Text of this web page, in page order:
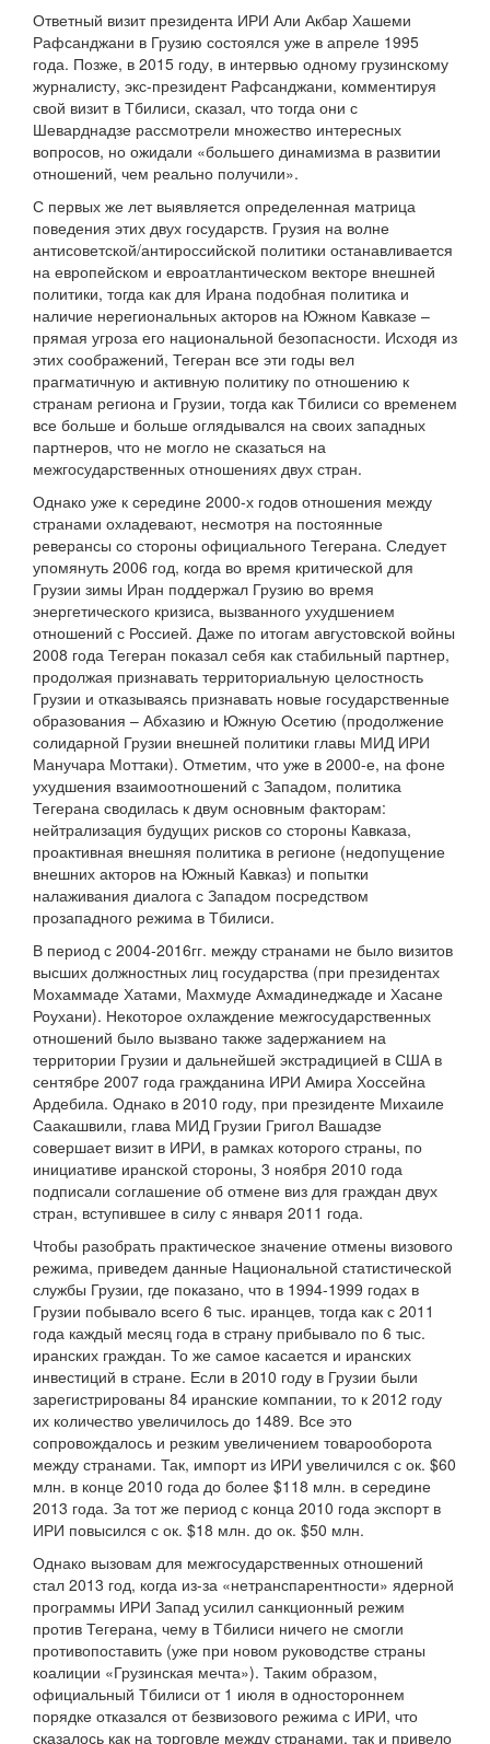
Ответный визит президента ИРИ Али Акбар Хашеми
Рафсанджани в Грузию состоялся уже в апреле 1995
года. Позже, в 2015 году, в интервью одному грузинскому
журналисту, экс-президент Рафсанджани, комментируя
свой визит в Тбилиси, сказал, что тогда они с
Шеварднадзе рассмотрели множество интересных
вопросов, но ожидали «большего динамизма в развитии
отношений, чем реально получили».
С первых же лет выявляется определенная матрица
поведения этих двух государств. Грузия на волне
антисоветской/антироссийской политики останавливается
на европейском и евроатлантическом векторе внешней
политики, тогда как для Ирана подобная политика и
наличие нерегиональных акторов на Южном Кавказе –
прямая угроза его национальной безопасности. Исходя из
этих соображений, Тегеран все эти годы вел
прагматичную и активную политику по отношению к
странам региона и Грузии, тогда как Тбилиси со временем
все больше и больше оглядывался на своих западных
партнеров, что не могло не сказаться на
межгосударственных отношениях двух стран.
Однако уже к середине 2000-х годов отношения между
странами охладевают, несмотря на постоянные
реверансы со стороны официального Тегерана. Следует
упомянуть 2006 год, когда во время критической для
Грузии зимы Иран поддержал Грузию во время
энергетического кризиса, вызванного ухудшением
отношений с Россией. Даже по итогам августовской войны
2008 года Тегеран показал себя как стабильный партнер,
продолжая признавать территориальную целостность
Грузии и отказываясь признавать новые государственные
образования – Абхазию и Южную Осетию (продолжение
солидарной Грузии внешней политики главы МИД ИРИ
Манучара Моттаки). Отметим, что уже в 2000-е, на фоне
ухудшения взаимоотношений с Западом, политика
Тегерана сводилась к двум основным факторам:
нейтрализация будущих рисков со стороны Кавказа,
проактивная внешняя политика в регионе (недопущение
внешних акторов на Южный Кавказ) и попытки
налаживания диалога с Западом посредством
прозападного режима в Тбилиси.
В период с 2004-2016гг. между странами не было визитов
высших должностных лиц государства (при президентах
Мохаммаде Хатами, Махмуде Ахмадинеджаде и Хасане
Роухани). Некоторое охлаждение межгосударственных
отношений было вызвано также задержанием на
территории Грузии и дальнейшей экстрадицией в США в
сентябре 2007 года гражданина ИРИ Амира Хоссейна
Ардебила. Однако в 2010 году, при президенте Михаиле
Саакашвили, глава МИД Грузии Григол Вашадзе
совершает визит в ИРИ, в рамках которого страны, по
инициативе иранской стороны, 3 ноября 2010 года
подписали соглашение об отмене виз для граждан двух
стран, вступившее в силу с января 2011 года.
Чтобы разобрать практическое значение отмены визового
режима, приведем данные Национальной статистической
службы Грузии, где показано, что в 1994-1999 годах в
Грузии побывало всего 6 тыс. иранцев, тогда как с 2011
года каждый месяц года в страну прибывало по 6 тыс.
иранских граждан. То же самое касается и иранских
инвестиций в стране. Если в 2010 году в Грузии были
зарегистрированы 84 иранские компании, то к 2012 году
их количество увеличилось до 1489. Все это
сопровождалось и резким увеличением товарооборота
между странами. Так, импорт из ИРИ увеличился с ок. $60
млн. в конце 2010 года до более $118 млн. в середине
2013 года. За тот же период с конца 2010 года экспорт в
ИРИ повысился с ок. $18 млн. до ок. $50 млн.
Однако вызовам для межгосударственных отношений
стал 2013 год, когда из-за «нетранспарентности» ядерной
программы ИРИ Запад усилил санкционный режим
против Тегерана, чему в Тбилиси ничего не смогли
противопоставить (уже при новом руководстве страны
коалиции «Грузинская мечта»). Таким образом,
официальный Тбилиси от 1 июля в одностороннем
порядке отказался от безвизового режима с ИРИ, что
сказалось как на торговле между странами, так и привело